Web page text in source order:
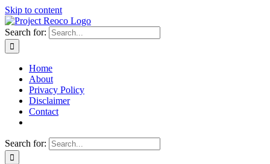
Skip to content
Search for:
Home
About
Privacy Policy
Disclaimer
Contact
Search for: